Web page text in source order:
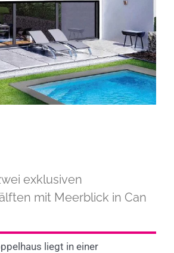
exklusiven
mit Meerblick in Can
liegt in einer